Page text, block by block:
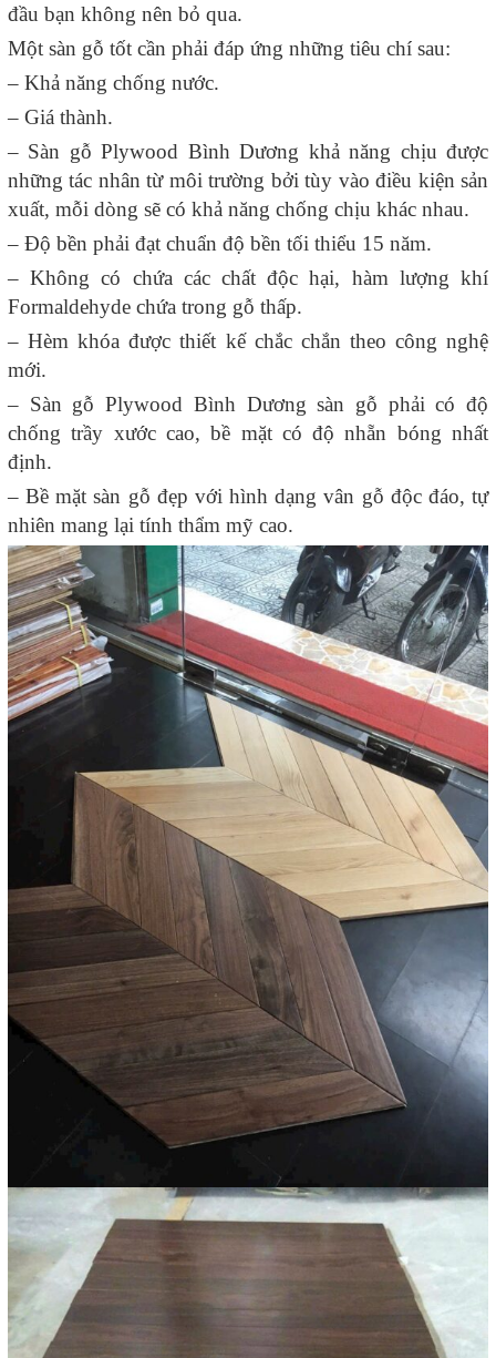
đầu bạn không nên bỏ qua.
Một sàn gỗ tốt cần phải đáp ứng những tiêu chí sau:
– Khả năng chống nước.
– Giá thành.
– Sàn gỗ Plywood Bình Dương khả năng chịu được
những tác nhân từ môi trường bởi tùy vào điều kiện sản
xuất, mỗi dòng sẽ có khả năng chống chịu khác nhau.
– Độ bền phải đạt chuẩn độ bền tối thiểu 15 năm.
– Không có chứa các chất độc hại, hàm lượng khí
Formaldehyde chứa trong gỗ thấp.
– Hèm khóa được thiết kế chắc chắn theo công nghệ
mới.
– Sàn gỗ Plywood Bình Dương sàn gỗ phải có độ
chống trầy xước cao, bề mặt có độ nhẵn bóng nhất
định.
– Bề mặt sàn gỗ đẹp với hình dạng vân gỗ độc đáo, tự
nhiên mang lại tính thẩm mỹ cao.